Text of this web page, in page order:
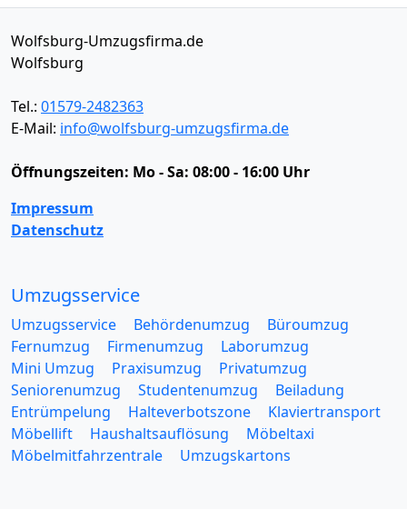
Wolfsburg-Umzugsfirma.de
Wolfsburg
Tel.: 01579-2482363
E-Mail: info@wolfsburg-umzugsfirma.de
Öffnungszeiten: Mo - Sa: 08:00 - 16:00 Uhr
Impressum
Datenschutz
Umzugsservice
Umzugsservice Behördenumzug
Büroumzug
Fernumzug
Firmenumzug
Laborumzug
Mini Umzug
Praxisumzug
Privatumzug
Seniorenumzug
Studentenumzug
Beiladung
Entrümpelung
Halteverbotszone
Klaviertransport
Möbellift
Haushaltsauflösung
Möbeltaxi
Möbelmitfahrzentrale
Umzugskartons